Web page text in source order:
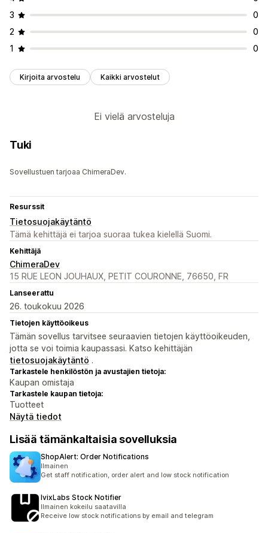
3
0
2
0
1
0
Kirjoita arvostelu Kaikki arvostelut
Ei vielä arvosteluja
Tuki
Sovellustuen tarjoaa ChimeraDev.
Resurssit
Tietosuojakäytäntö
Tämä kehittäjä ei tarjoa suoraa tukea kielellä Suomi.
Kehittäjä
ChimeraDev
15 RUE LEON JOUHAUX, PETIT COURONNE, 76650, FR
Lanseerattu
26. toukokuu 2026
Tietojen käyttöoikeus
Tämän sovellus tarvitsee seuraavien tietojen käyttöoikeuden,
jotta se voi toimia kaupassasi. Katso kehittäjän
tietosuojakäytäntö .
Tarkastele henkilöstön ja avustajien tietoja:
Kaupan omistaja
Tarkastele kaupan tietoja:
Tuotteet
Näytä tiedot
Lisää tämänkaltaisia sovelluksia
ShopAlert: Order Notifications
Ilmainen
Get staff notification, order alert and low stock notification
IvixLabs Stock Notifier
Ilmainen kokeilu saatavilla
Receive low stock notifications by email and telegram